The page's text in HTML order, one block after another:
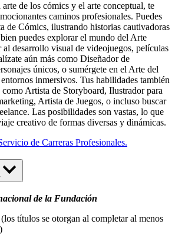
de los cómics y el arte conceptual, te
caminos profesionales. Puedes
de Cómics, ilustrando historias cautivadoras
puedes explorar el mundo del Arte
desarrollo visual de videojuegos, películas
aún más como Diseñador de
únicos, o sumérgete en el Arte del
inmersivos. Tus habilidades también
Artista de Storyboard, Ilustrador para
Artista de Juegos, o incluso buscar
Las posibilidades son vastas, lo que
creativo de formas diversas y dinámicas.
de Carreras Profesionales.
de la Fundación
títulos se otorgan al completar al menos